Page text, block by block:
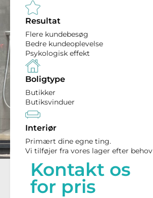
Resultat
Flere kundebesøg
Bedre kundeoplevelse
Psykologisk effekt
Boligtype
Butikker
Butiksvinduer
Interiør
Primært dine egne ting.
Vi tilføjer fra vores lager efter behov
Kontakt os
for pris